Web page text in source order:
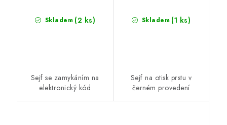
Skladem (2 ks)
Sejf se zamykáním na
elektronický kód
Skladem (1 ks)
Sejf na otisk prstu v
černém provedení